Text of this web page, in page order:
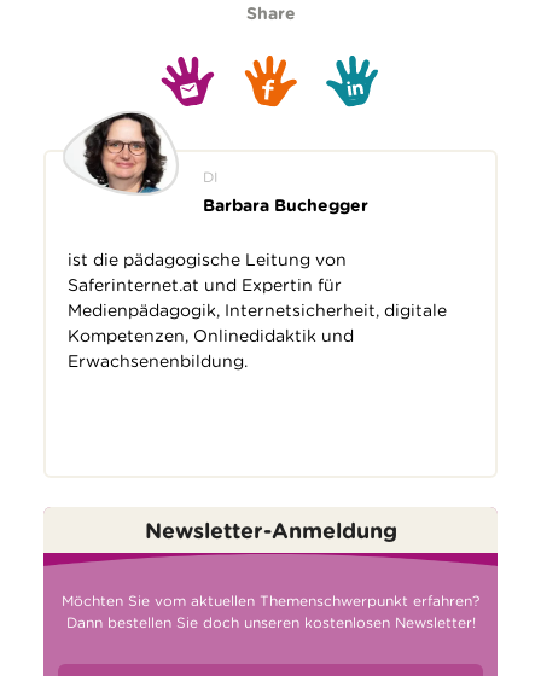
Share
DI
Barbara Buchegger
ist die pädagogische Leitung von
Saferinternet.at und Expertin für
Medienpädagogik, Internetsicherheit, digitale
Kompetenzen, Onlinedidaktik und
Erwachsenenbildung.
Newsletter-Anmeldung
Möchten Sie vom aktuellen Themenschwerpunkt erfahren?
Dann bestellen Sie doch unseren kostenlosen Newsletter!